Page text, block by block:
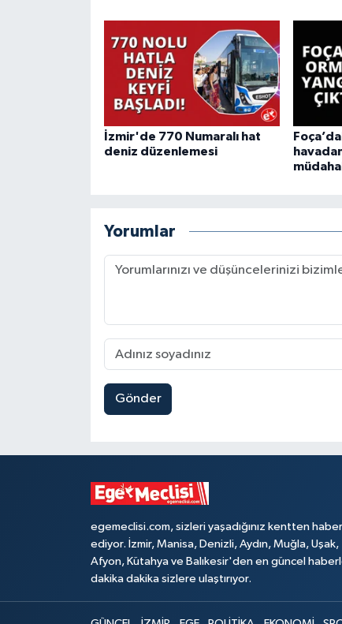
İzmir'de 770 Numaralı hat
deniz düzenlemesi
Yorumlar
Gönder
egemeclisi.com, sizleri yaşadığınız kentten
ediyor. İzmir, Manisa, Denizli, Aydın, Muğla, Uşak,
Afyon, Kütahya ve Balıkesir'den en güncel
dakika dakika sizlere ulaştırıyor.